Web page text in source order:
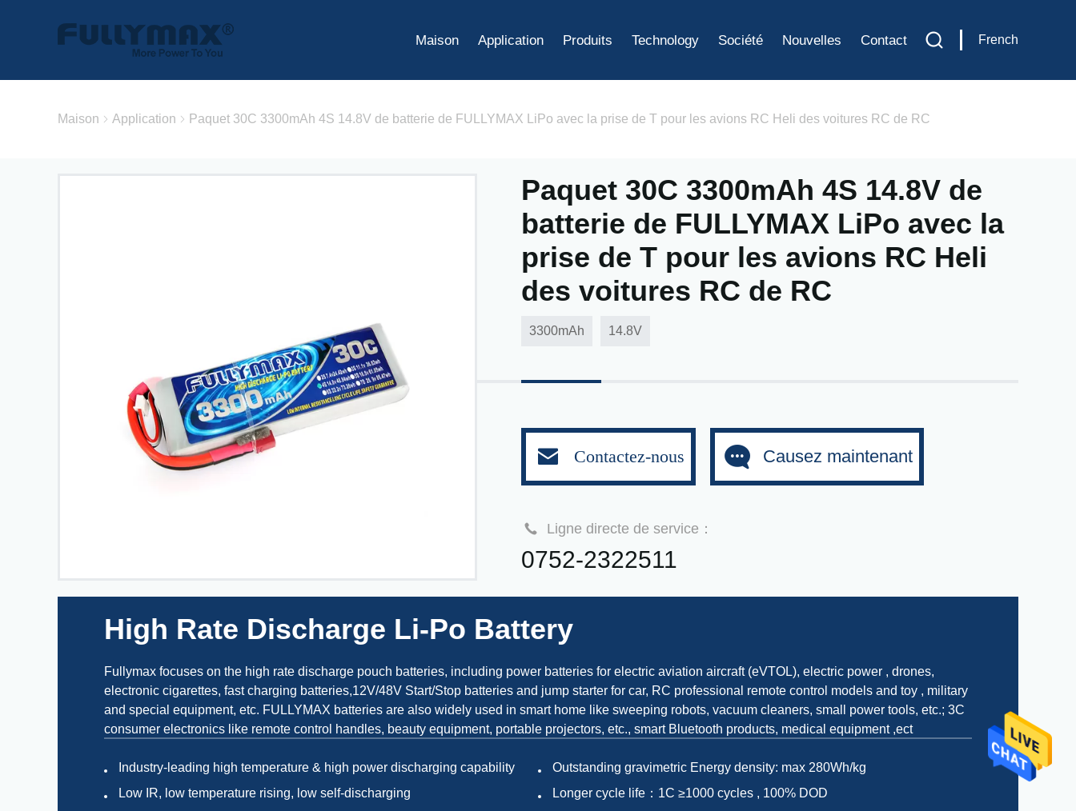
Maison Application Produits Technology Société Nouvelles Contact French
Maison Application Paquet 30C 3300mAh 4S 14.8V de batterie de FULLYMAX LiPo avec la prise de T pour les avions RC Heli des voitures RC de RC
Paquet 30C 3300mAh 4S 14.8V de
batterie de FULLYMAX LiPo avec la
prise de T pour les avions RC Heli
des voitures RC de RC
3300mAh 14.8V
Contactez-nous Causez maintenant
Ligne directe de service：
0752-2322511
High Rate Discharge Li-Po Battery
Fullymax focuses on the high rate discharge pouch batteries, including power batteries for electric aviation aircraft (eVTOL), electric power , drones,
electronic cigarettes, fast charging batteries,12V/48V Start/Stop batteries and jump starter for car, RC professional remote control models and toy , military
and special equipment, etc. FULLYMAX batteries are also widely used in smart home like sweeping robots, vacuum cleaners, small power tools, etc.; 3C
consumer electronics like remote control handles, beauty equipment, portable projectors, etc., smart Bluetooth products, medical equipment ,ect
Industry-leading high temperature & high power discharging capability
Outstanding gravimetric Energy density: max 280Wh/kg
Low IR, low temperature rising, low self-discharging
Longer cycle life：1C ≥1000 cycles , 100% DOD